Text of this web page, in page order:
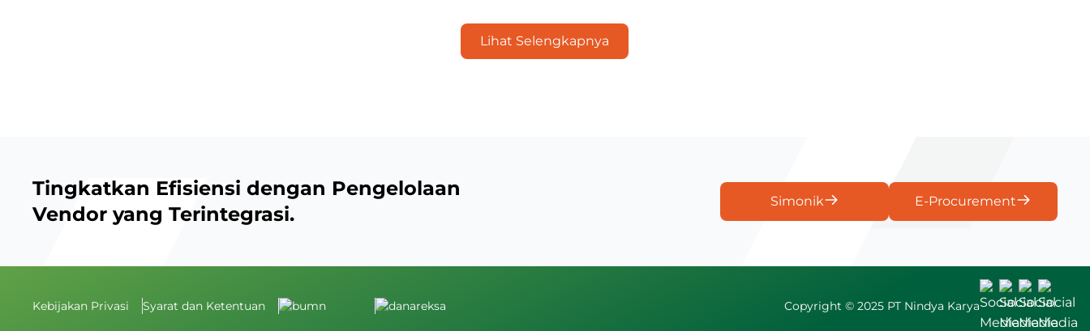
Lihat Selengkapnya
Tingkatkan Efisiensi dengan Pengelolaan
Vendor yang Terintegrasi.
Simonik E-Procurement
Kebijakan Privasi Syarat dan Ketentuan Copyright © 2025 PT Nindya Karya